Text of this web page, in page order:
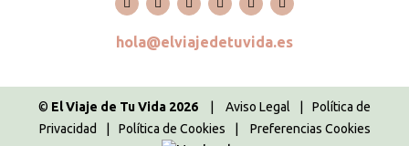
InstagramFacebook
X Pinterest TripAdvisor
hola@elviajedetuvida.es
© El Viaje de Tu Vida 2026 Aviso Legal
Política de
Privacidad
Política de Cookies Preferencias Cookies